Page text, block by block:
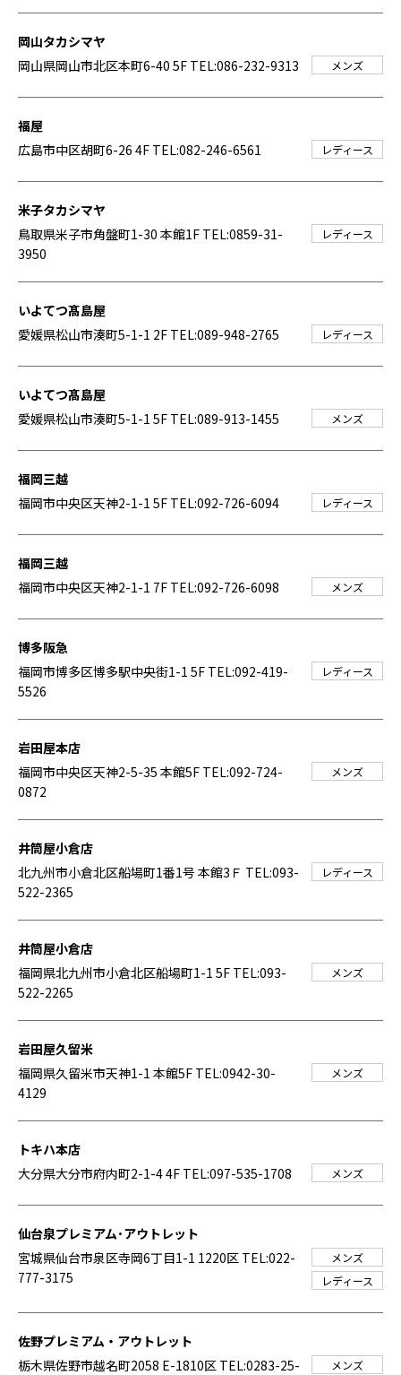
岡山タカシマヤ
岡山県岡山市北区本町6-40 5F TEL:086-232-9313 メンズ
福屋
広島市中区胡町6-26 4F TEL:082-246-6561 レディース
米子タカシマヤ
鳥取県米子市角盤町1-30 本館1F TEL:0859-31-
3950
レディース
いよてつ髙島屋
愛媛県松山市湊町5-1-1 2F TEL:089-948-2765 レディース
いよてつ髙島屋
愛媛県松山市湊町5-1-1 5F TEL:089-913-1455 メンズ
福岡三越
福岡市中央区天神2-1-1 5F TEL:092-726-6094 レディース
福岡三越
福岡市中央区天神2-1-1 7F TEL:092-726-6098 メンズ
博多阪急
福岡市博多区博多駅中央街1-1 5F TEL:092-419-
5526
レディース
岩田屋本店
福岡市中央区天神2-5-35 本館5F TEL:092-724-
0872
メンズ
井筒屋小倉店
北九州市小倉北区船場町1番1号 本館3Ｆ TEL:093-
522-2365
レディース
井筒屋小倉店
福岡県北九州市小倉北区船場町1-1 5F TEL:093-
522-2265
メンズ
岩田屋久留米
福岡県久留米市天神1-1 本館5F TEL:0942-30-
4129
メンズ
トキハ本店
大分県大分市府内町2-1-4 4F TEL:097-535-1708 メンズ
仙台泉プレミアム･アウトレット
宮城県仙台市泉区寺岡6丁目1-1 1220区 TEL:022-
777-3175
メンズ
レディース
佐野プレミアム・アウトレット
栃木県佐野市越名町2058 E-1810区 TEL:0283-25-
メンズ